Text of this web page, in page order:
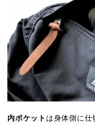
内ポケット は身体側に仕